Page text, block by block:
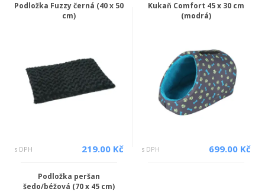
Podložka Fuzzy černá (40 x 50
cm)
s DPH 219.00 Kč
Kukaň Comfort 45 x 30 cm
(modrá)
s DPH 699.00 Kč
Podložka peršan
šedo/béžová (70 x 45 cm)